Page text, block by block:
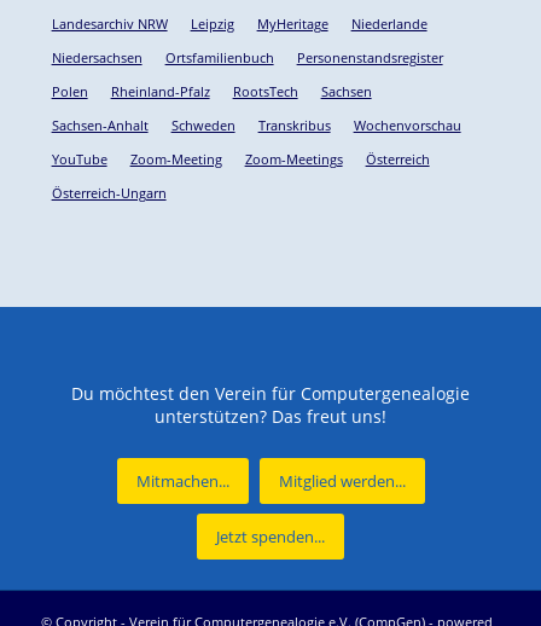
Landesarchiv NRW
Leipzig MyHeritage
Niederlande
Niedersachsen
Ortsfamilienbuch
Personenstandsregister
Polen
Rheinland-Pfalz RootsTech
Sachsen
Sachsen-Anhalt
Schweden Transkribus
Wochenvorschau
YouTube
Zoom-Meeting Zoom-Meetings
Österreich
Österreich-Ungarn
Du möchtest den Verein für Computergenealogie
unterstützen? Das freut uns!
Mitmachen... Mitglied werden...
Jetzt spenden...
© Copyright - Verein für Computergenealogie e.V. (CompGen)- powered